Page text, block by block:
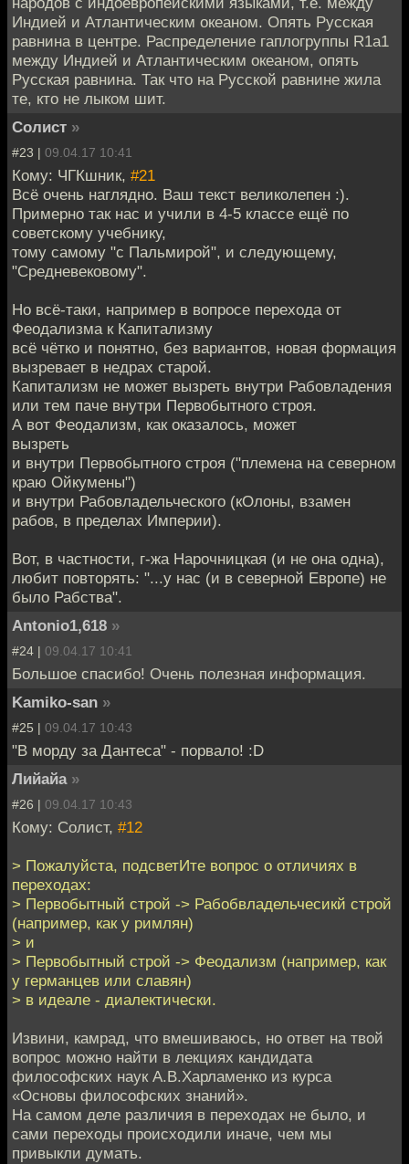
Индией и Атлантическим океаном. Опять Русская
равнина в центре. Распределение гаплогруппы R1a1
между Индией и Атлантическим океаном, опять
Русская равнина. Так что на Русской равнине жила
те, кто не лыком шит.
Солист »
#23 | 09.04.17 10:41
Кому: ЧГКшник, #21
Всё очень наглядно. Ваш текст великолепен :).
Примерно так нас и учили в 4-5 классе ещё по
советскому учебнику,
тому самому "с Пальмирой", и следующему,
"Средневековому".
Но всё-таки, например в вопросе перехода от
Феодализма к Капитализму
всё чётко и понятно, без вариантов, новая формация
вызревает в недрах старой.
Капитализм не может вызреть внутри Рабовладения
или тем паче внутри Первобытного строя.
А вот Феодализм, как оказалось, может
вызреть
и внутри Первобытного строя ("племена на северном
краю Ойкумены")
и внутри Рабовладельческого (кОлоны, взамен
рабов, в пределах Империи).
Вот, в частности, г-жа Нарочницкая (и не она одна),
любит повторять: "...у нас (и в северной Европе) не
было Рабства".
Antonio1,618 »
#24 | 09.04.17 10:41
Большое спасибо! Очень полезная информация.
Kamiko-san »
#25 | 09.04.17 10:43
"В морду за Дантеса" - порвало! :D
Лийайа »
#26 | 09.04.17 10:43
Кому: Солист, #12
> Пожалуйста, подсветИте вопрос о отличиях в
переходах:
> Первобытный строй -> Рабобвладельчесикй строй
(например, как у римлян)
> и
> Первобытный строй -> Феодализм (например, как
у германцев или славян)
> в идеале - диалектически.
Извини, камрад, что вмешиваюсь, но ответ на твой
вопрос можно найти в лекциях кандидата
философских наук А.В.Харламенко из курса
«Основы философских знаний».
На самом деле различия в переходах не было, и
сами переходы происходили иначе, чем мы
привыкли думать.